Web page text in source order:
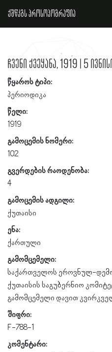
ქშწკგს პროსოპოგრაფია
ჩვენი ქვეყანა, 1919 | 5
წყაროს ტიპი:
პერიოდიკა
წელი:
1919
გამოცემის ნომერი:
102
გვერდების რაოდენობა:
4
გამოცემის ადგილი:
ქუთაისი
ენა:
ქართული
გამომცემელი:
საქართველოს ეროვნულ-
ქუთაისის საგუბერნიო
გამომცემელი დავით
შიფრი:
F-788-1
კომენტარი: